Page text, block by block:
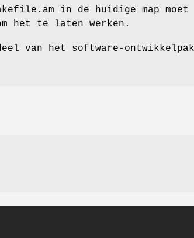
in de huidige map moet
het te laten werken.
van het software-